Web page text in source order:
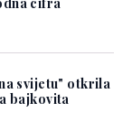
svijetu" otkrila
bajkovita